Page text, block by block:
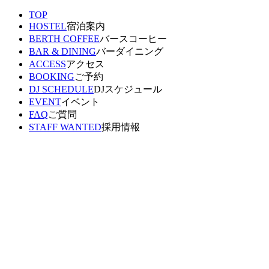
TOP
HOSTEL宿泊案内
BERTH COFFEEバースコーヒー
BAR & DININGバーダイニング
ACCESSアクセス
BOOKINGご予約
DJ SCHEDULEDJスケジュール
EVENTイベント
FAQご質問
STAFF WANTED採用情報